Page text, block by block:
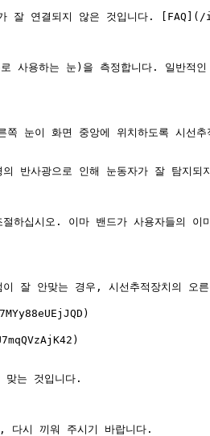
가 잘 연결되지 않은 것입니다.
용하는 눈)을 측정합니다. 일반적
눈이 화면 중앙에 위치하도록 시선
반사광으로 인해 눈동자가 잘 탐지
하십시오. 이마 밴드가 사용자들의
잘 안맞는 경우, 시선추적장치의 오
는 것입니다.
다시 끼워 주시기 바랍니다.